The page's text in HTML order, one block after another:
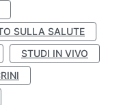
SULLA SALUTE
STUDI IN VIVO